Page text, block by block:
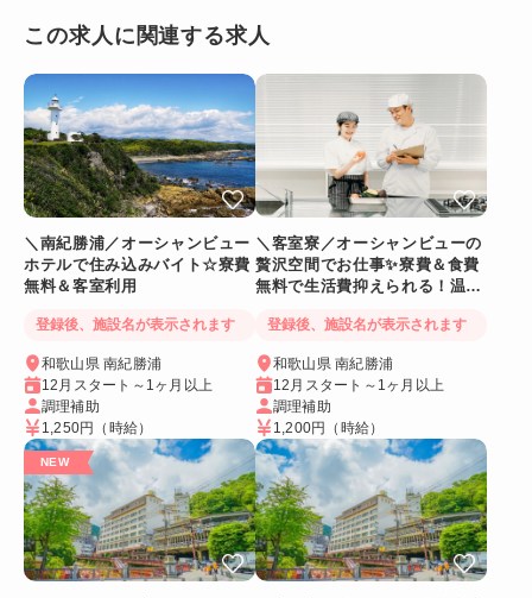
この求人に関連する求人
＼南紀勝浦／オーシャンビュー
ホテルで住み込みバイト☆寮費
無料＆客室利用
登録後、施設名が表示されます
和歌山県 南紀勝浦
12月スタート～1ヶ月以上
調理補助
1,250円 （時給）
＼客室寮／オーシャンビューの
贅沢空間でお仕事✨寮費＆食費
無料で生活費抑えられる！温泉
登録後、施設名が表示されます
和歌山県 南紀勝浦
12月スタート～1ヶ月以上
調理補助
1,200円 （時給）